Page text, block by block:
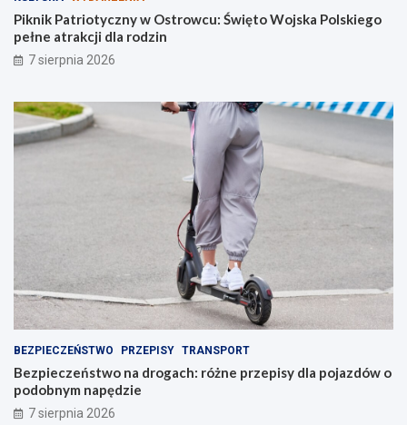
r
o
w
c
:
w
i
s
k
a
P
o
l
s
k
i
h
:
r
ó
n
p
r
d
l
a
p
o
j
a
z
d
Piknik Patriotyczny w Ostrowcu: Święto Wojska Polskiego
pełne atrakcji dla rodzin
7 sierpnia 2026
BEZPIECZEŃSTWO PRZEPISY TRANSPORT
Bezpieczeństwo na drogach: różne przepisy dla pojazdów o
podobnym napędzie
7 sierpnia 2026